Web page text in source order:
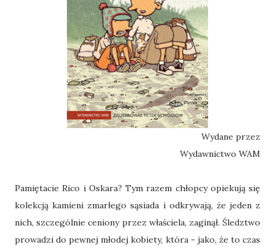
Wydane przez
Wydawnictwo WAM
Pamiętacie Rico i Oskara? Tym razem chłopcy opiekują się
kolekcją kamieni zmarłego sąsiada i odkrywają, że jeden z
nich, szczególnie ceniony przez właściela, zaginął. Śledztwo
prowadzi do pewnej młodej kobiety, która - jako, że to czas